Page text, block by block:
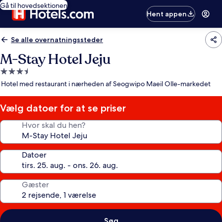
Gå til hovedsektionen
Hent appen
Se alle overnatningssteder
M-Stay Hotel Jeju
3.5-
stjernet
Hotel med restaurant i nærheden af Seogwipo Maeil Olle-markedet
Vælg datoer for at se priser
Hvor skal du hen?
Datoer
Gæster